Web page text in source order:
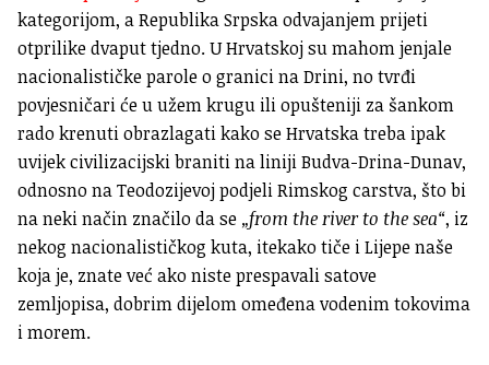
kategorijom, a Republika Srpska odvajanjem prijeti
otprilike dvaput tjedno. U Hrvatskoj su mahom jenjale
nacionalističke parole o granici na Drini, no tvrđi
povjesničari će u užem krugu ili opušteniji za šankom
rado krenuti obrazlagati kako se Hrvatska treba ipak
uvijek civilizacijski braniti na liniji Budva-Drina-Dunav,
odnosno na Teodozijevoj podjeli Rimskog carstva, što bi
na neki način značilo da se „from the river to the sea“, iz
nekog nacionalističkog kuta, itekako tiče i Lijepe naše
koja je, znate već ako niste prespavali satove
zemljopisa, dobrim dijelom omeđena vodenim tokovima
i morem.